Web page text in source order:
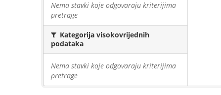
Nema stavki koje odgovaraju kriterijima
pretrage
Kategorija visokovrijednih
podataka
Nema stavki koje odgovaraju kriterijima
pretrage